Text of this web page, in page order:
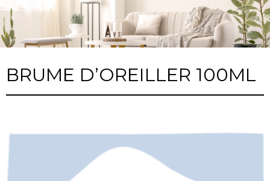
BRUME D’OREILLER 100ML